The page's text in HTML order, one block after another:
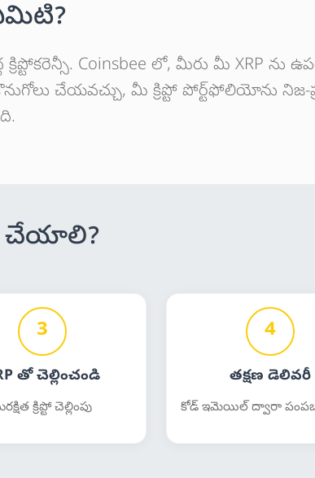
Coinsbee లో, మీరు మీ XRP ను
చేయవచ్చు, మీ క్రిప్టో పోర్ట్‌ఫోలియోను నిజ-
చేయాలి?
3
తో చెల్లించండి
క్రిప్టో చెల్లింపు
4
తక్షణ డెలివరీ
కోడ్ ఇమెయిల్ ద్వారా